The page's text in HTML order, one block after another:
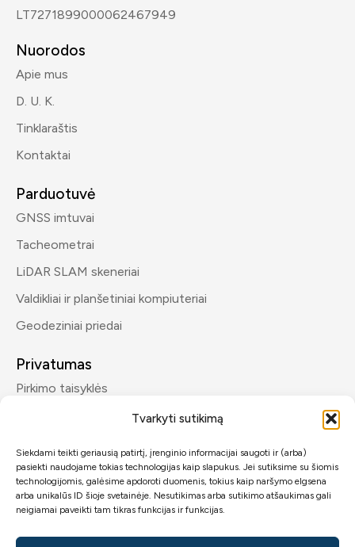
Tvarkyti sutikimą
Siekdami teikti geriausią patirtį, įrenginio informacijai saugoti ir (arba)
pasiekti naudojame tokias technologijas kaip slapukus. Jei sutiksime su šiomis
technologijomis, galėsime apdoroti duomenis, tokius kaip naršymo elgsena
arba unikalūs ID šioje svetainėje. Nesutikimas arba sutikimo atšaukimas gali
neigiamai paveikti tam tikras funkcijas ir funkcijas.
LT7271899000062467949
Nuorodos
Apie mus
D. U. K.
Tinklaraštis
Kontaktai
Parduotuvė
GNSS imtuvai
Tacheometrai
LiDAR SLAM skeneriai
Valdikliai ir planšetiniai kompiuteriai
Geodeziniai priedai
Privatumas
Pirkimo taisyklės
Kontaktai
info@geomp.lt
+370 600 89432